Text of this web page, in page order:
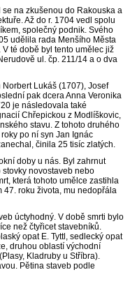
na zkušenou do Rakouska a
Až do r. 1704 vedl spolu
společný podnik. Svého
udělila rada Menšího Města
té době byl tento umělec již
ul. čp. 211/14 a o dva
Lukáš (1707), Josef
pak dcera Anna Veronika
je následovala také
Chřepickou z Modlíškovic,
stavu. Z tohoto druhého
po ní syn Jan Ignác
činila 25 tisíc zlatých.
doby u nás. Byl zahrnut
novostaveb nebo
která tohoto umělce zastihla
47. roku života, mu nedopřála
úctyhodný. V době smrti bylo
než čtyřicet stavebníků.
opat E. Tyttl, sedlecký opat
druhou oblastí východní
Kladruby u Stříbra).
Pětina staveb podle